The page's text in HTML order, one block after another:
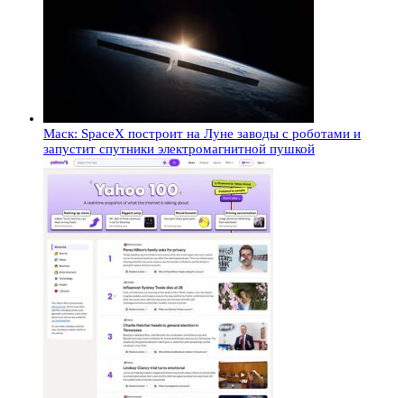
Маск: SpaceX построит на Луне заводы с роботами и
запустит спутники электромагнитной пушкой